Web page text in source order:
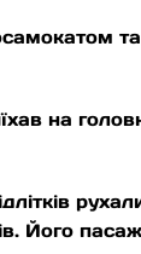
на
Його